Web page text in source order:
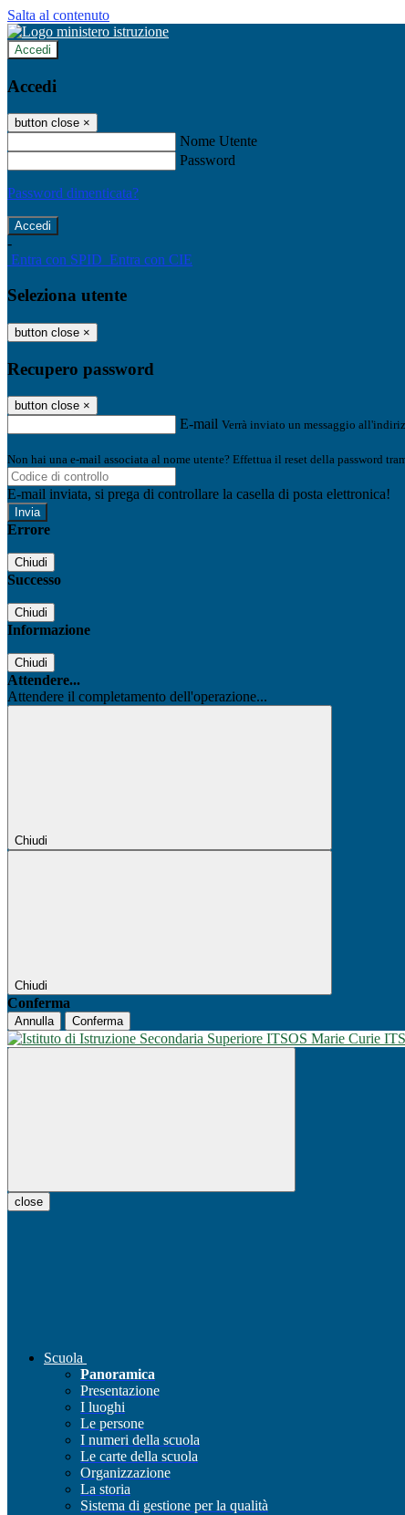
Salta al contenuto
Accedi
Accedi
button close ×
Nome Utente
Password
Password dimenticata?
-
Entra con SPID Entra con CIE
Seleziona utente
button close ×
Recupero password
button close ×
E-mail Verrà inviato un messaggio
Non hai una e-mail associata al nome utente? Effettua il reset della password
E-mail inviata, si prega di controllare la casella di posta elettronica!
Errore
Chiudi
Successo
Chiudi
Informazione
Chiudi
Attendere...
Attendere il completamento dell'operazione...
Chiudi
Chiudi
Conferma
Annulla Conferma
close
Scuola
Panoramica
Presentazione
I luoghi
Le persone
I numeri della scuola
Le carte della scuola
Organizzazione
La storia
Sistema di gestione per la qualità